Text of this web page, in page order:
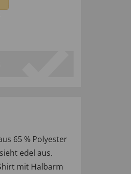
65 % Polyester
edel aus.
mit Halbarm